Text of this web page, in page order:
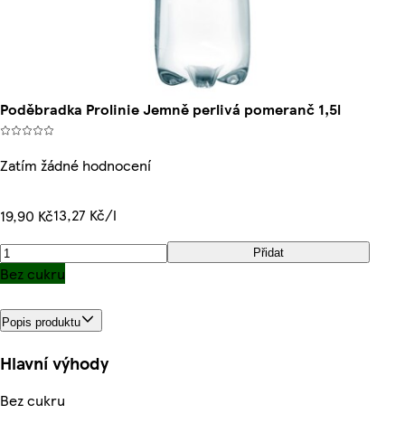
Poděbradka Prolinie Jemně perlivá pomeranč 1,5l
Zatím žádné hodnocení
19,90 Kč13,27 Kč/l
Přidat
Bez cukru
Popis produktu
Hlavní výhody
Bez cukru